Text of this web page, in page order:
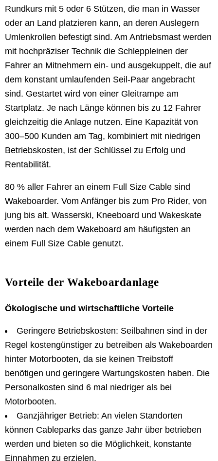
Rundkurs mit 5 oder 6 Stützen, die man in Wasser
oder an Land platzieren kann, an deren Auslegern
Umlenkrollen befestigt sind. Am Antriebsmast werden
mit hochpräziser Technik die Schleppleinen der
Fahrer an Mitnehmern ein- und ausgekuppelt, die auf
dem konstant umlaufenden Seil-Paar angebracht
sind. Gestartet wird von einer Gleitrampe am
Startplatz. Je nach Länge können bis zu 12 Fahrer
gleichzeitig die Anlage nutzen. Eine Kapazität von
300–500 Kunden am Tag, kombiniert mit niedrigen
Betriebskosten, ist der Schlüssel zu Erfolg und
Rentabilität.
80 % aller Fahrer an einem Full Size Cable sind
Wakeboarder. Vom Anfänger bis zum Pro Rider, von
jung bis alt. Wasserski, Kneeboard und Wakeskate
werden nach dem Wakeboard am häufigsten an
einem Full Size Cable genutzt.
Vorteile der Wakeboardanlage
Ökologische und wirtschaftliche Vorteile
Geringere Betriebskosten: Seilbahnen sind in der
Regel kostengünstiger zu betreiben als Wakeboarden
hinter Motorbooten, da sie keinen Treibstoff
benötigen und geringere Wartungskosten haben. Die
Personalkosten sind 6 mal niedriger als bei
Motorbooten.
Ganzjähriger Betrieb: An vielen Standorten
können Cableparks das ganze Jahr über betrieben
werden und bieten so die Möglichkeit, konstante
Einnahmen zu erzielen.